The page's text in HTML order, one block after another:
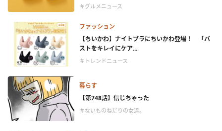
＃グルメニュース
ファッション
【ちいかわ】ナイトブラにちいかわ登場！ 「バ
ストをキレイにケア...
＃トレンドニュース
暮らす
【第748話】信じちゃった
＃ないものねだりの女達。